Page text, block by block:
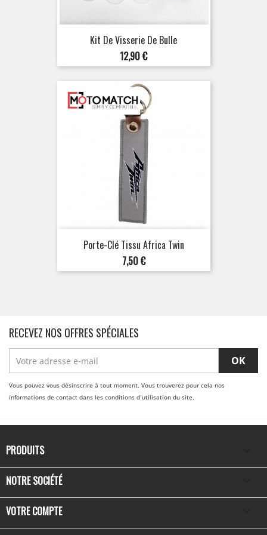
Kit De Visserie De Bulle
Prix
12,90 €
Porte-Clé Tissu Africa Twin
Prix
7,50 €
RECEVEZ NOS OFFRES SPÉCIALES
Vous pouvez vous désinscrire à tout moment. Vous trouverez pour cela nos
informations de contact dans les conditions d'utilisation du site.
PRODUITS
NOTRE SOCIÉTÉ
VOTRE COMPTE